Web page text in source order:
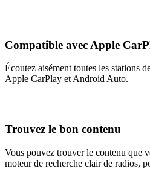
Compatible avec Apple
Écoutez aisément toutes les stations
Apple CarPlay et Android Auto.
Trouvez le bon contenu
Vous pouvez trouver le contenu que
moteur de recherche clair de radios,